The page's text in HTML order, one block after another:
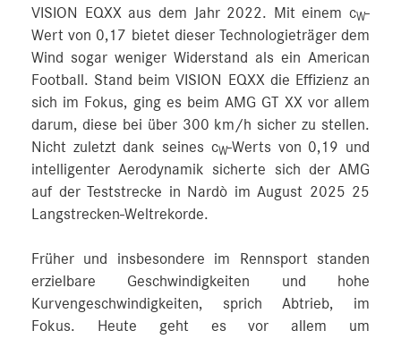
VISION EQXX aus dem Jahr 2022. Mit einem cW-
Wert von 0,17 bietet dieser Technologieträger dem
Wind sogar weniger Widerstand als ein American
Football. Stand beim VISION EQXX die Effizienz an
sich im Fokus, ging es beim AMG GT XX vor allem
darum, diese bei über 300 km/h sicher zu stellen.
Nicht zuletzt dank seines cW-Werts von 0,19 und
intelligenter Aerodynamik sicherte sich der AMG
auf der Teststrecke in Nardò im August 2025 25
Langstrecken-Weltrekorde.
Früher und insbesondere im Rennsport standen
erzielbare Geschwindigkeiten und hohe
Kurvengeschwindigkeiten, sprich Abtrieb, im
Fokus. Heute geht es vor allem um